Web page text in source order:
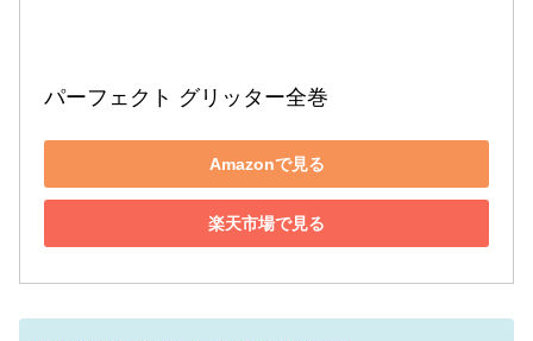
パーフェクト グリッター全巻
Amazonで見る
楽天市場で見る